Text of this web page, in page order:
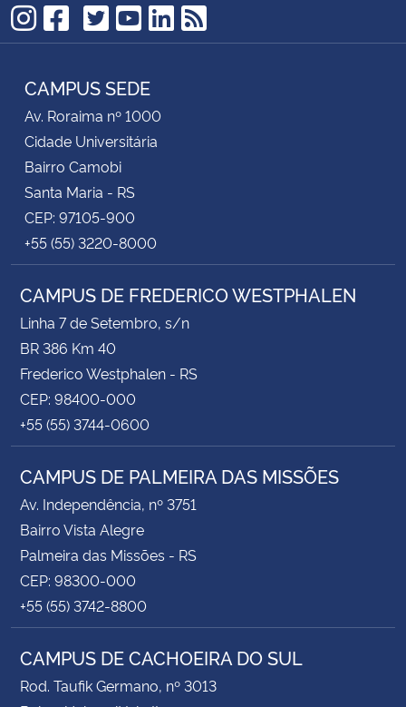
Instagram
Facebook
TikTok
Twitter
YouTube
LinkedIn
RSS
CAMPUS SEDE
Av. Roraima nº 1000
Cidade Universitária
Bairro Camobi
Santa Maria - RS
CEP: 97105-900
+55 (55) 3220-8000
CAMPUS DE FREDERICO WESTPHALEN
Linha 7 de Setembro, s/n
BR 386 Km 40
Frederico Westphalen - RS
CEP: 98400-000
+55 (55) 3744-0600
CAMPUS DE PALMEIRA DAS MISSÕES
Av. Independência, nº 3751
Bairro Vista Alegre
Palmeira das Missões - RS
CEP: 98300-000
+55 (55) 3742-8800
CAMPUS DE CACHOEIRA DO SUL
Rod. Taufik Germano, nº 3013